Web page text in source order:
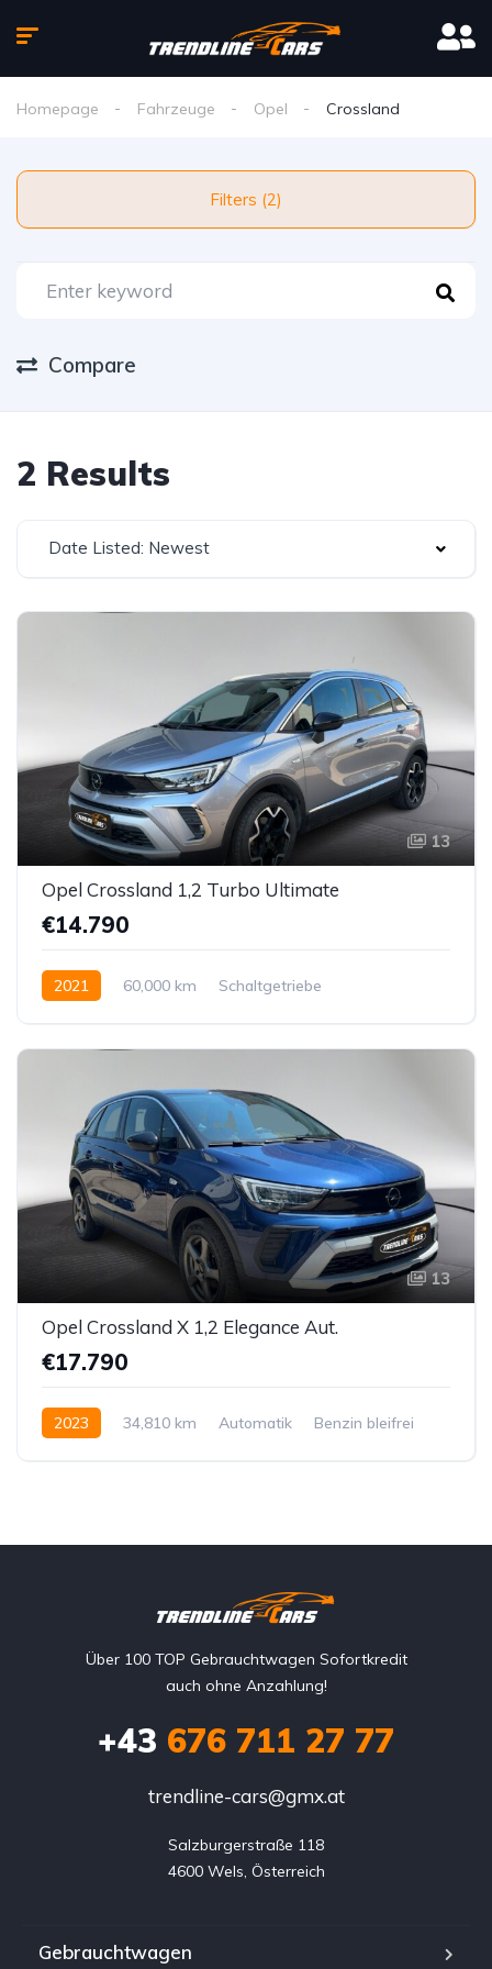
Homepage Fahrzeuge Opel Crossland
Filters (2)
Compare
2 Results
Date Listed: Newest
13
Opel Crossland 1,2 Turbo Ultimate
€14.790
2021 60,000 km
Schaltgetriebe
13
Opel Crossland X 1,2 Elegance Aut.
€17.790
2023 34,810 km Automatik
Benzin bleifrei
Über 100 TOP Gebrauchtwagen Sofortkredit
auch ohne Anzahlung!
+43 676 711 27 77
trendline-cars@gmx.at
Salzburgerstraße 118
4600 Wels, Österreich
Gebrauchtwagen